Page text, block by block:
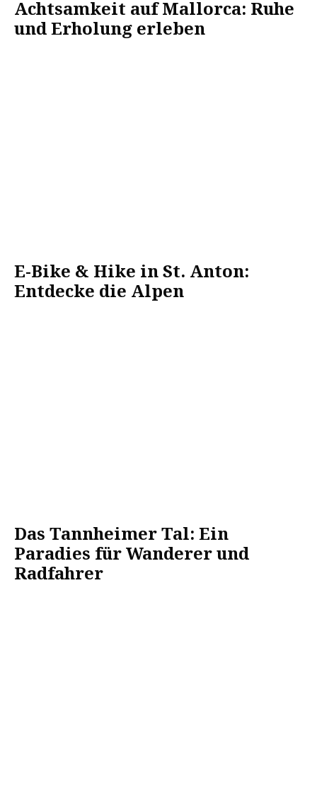
Achtsamkeit auf Mallorca: Ruhe
und Erholung erleben
E-Bike & Hike in St. Anton:
Entdecke die Alpen
Das Tannheimer Tal: Ein
Paradies für Wanderer und
Radfahrer